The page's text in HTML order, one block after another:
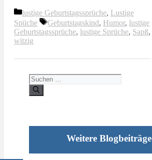
Kategorien
lustige Geburtstagssprüche, Lustige
Spüche
Schlagwörter
Geburtstagskind, Humor, lustige
Geburtstagssprüche, lustige Sprüche, Sapß,
witzig
Suchen
nach:
Weitere Blogbeiträge